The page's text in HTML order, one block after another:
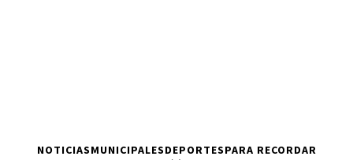
NOTICIASMUNICIPALESDEPORTESPARA RECORDAR